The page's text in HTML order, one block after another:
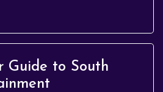
हैं saba khan की। उ...
Guide to South